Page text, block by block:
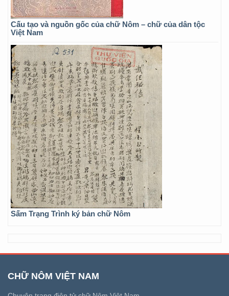
Cấu tạo và nguồn gốc của chữ Nôm – chữ của dân tộc
Việt Nam
Sấm Trạng Trình ký bản chữ Nôm
CHỮ NÔM VIỆT NAM